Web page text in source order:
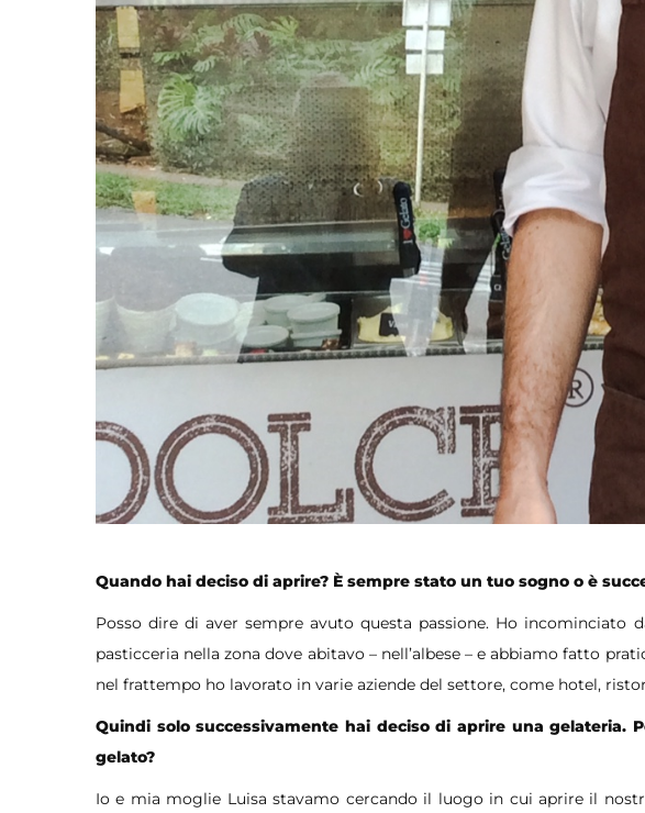
Quando hai deciso di aprire? È sempre stato un tuo sogno o è
Posso dire di aver sempre avuto questa passione. Ho incominciato
pasticceria nella zona dove abitavo – nell’albese – e abbiamo fatto
nel frattempo ho lavorato in varie aziende del settore, come hotel,
Quindi solo successivamente hai deciso di aprire una gelateria.
gelato?
Io e mia moglie Luisa stavamo cercando il luogo in cui aprire il